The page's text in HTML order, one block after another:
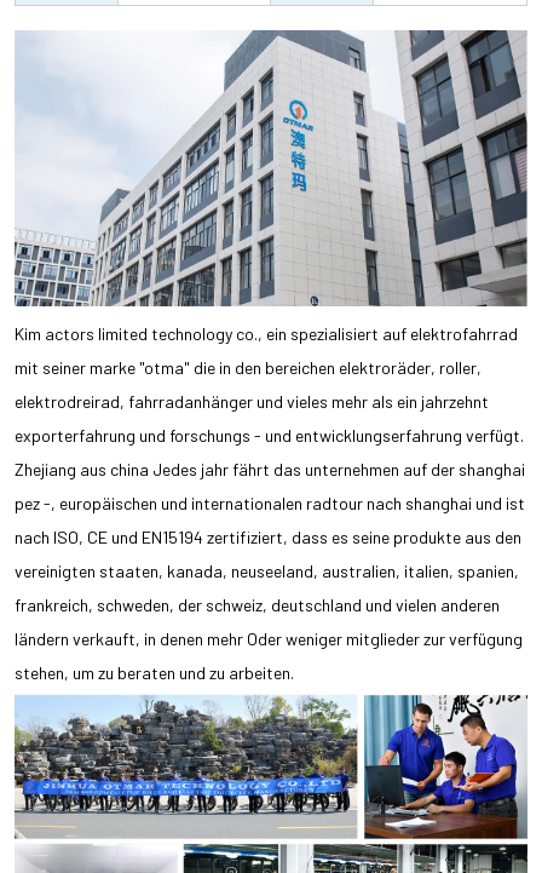
behälter dem karton
persönlich.
Kim actors limited technology co., ein spezialisiert auf elektrofahrrad
mit seiner marke "otma" die in den bereichen elektroräder, roller,
elektrodreirad, fahrradanhänger und vieles mehr als ein jahrzehnt
exporterfahrung und forschungs - und entwicklungserfahrung verfügt.
Zhejiang aus china Jedes jahr fährt das unternehmen auf der shanghai
pez -, europäischen und internationalen radtour nach shanghai und ist
nach ISO, CE und EN15194 zertifiziert, dass es seine produkte aus den
vereinigten staaten, kanada, neuseeland, australien, italien, spanien,
frankreich, schweden, der schweiz, deutschland und vielen anderen
ländern verkauft, in denen mehr Oder weniger mitglieder zur verfügung
stehen, um zu beraten und zu arbeiten.